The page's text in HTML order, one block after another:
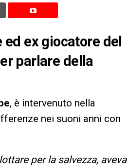
ex giocatore del
parlare della
, è intervenuto nella
nei suoni anni con
per la salvezza, aveva